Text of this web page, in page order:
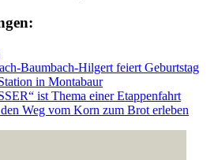
Baumbach-Hilgert feiert Geburtstag
in Montabaur
ist Thema einer Etappenfahrt
Weg vom Korn zum Brot erleben